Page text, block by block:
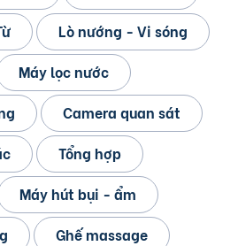
Lò nướng - Vi sóng
Máy lọc nước
Camera quan sát
Tổng hợp
Máy hút bụi - ẩm
Ghế massage